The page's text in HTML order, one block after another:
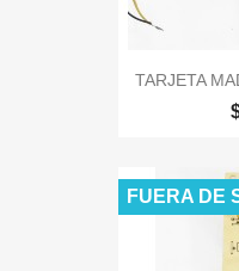
TARJETA
FUERA DE